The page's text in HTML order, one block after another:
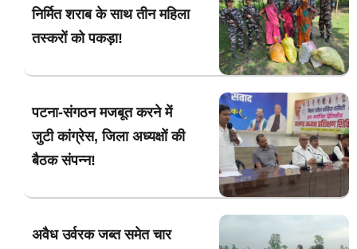
निर्मित शराब के साथ तीन महिला
तस्करों को पकड़ा!
पटना-संगठन मजबूत करने में
जुटी कांग्रेस, जिला अध्यक्षों की
बैठक संपन्न!
अवैध उर्वरक जब्त समेत चार